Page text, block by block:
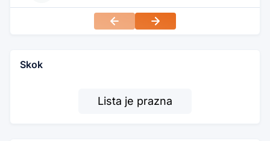
Skok
Lista je prazna